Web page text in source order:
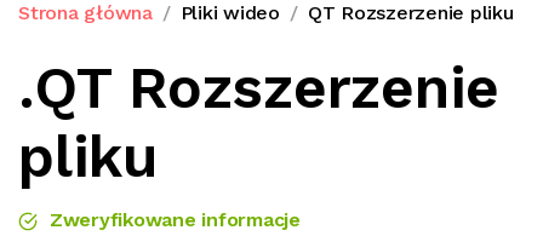
Strona główna Pliki wideo QT Rozszerzenie pliku
.QT Rozszerzenie
pliku
Zweryfikowane informacje